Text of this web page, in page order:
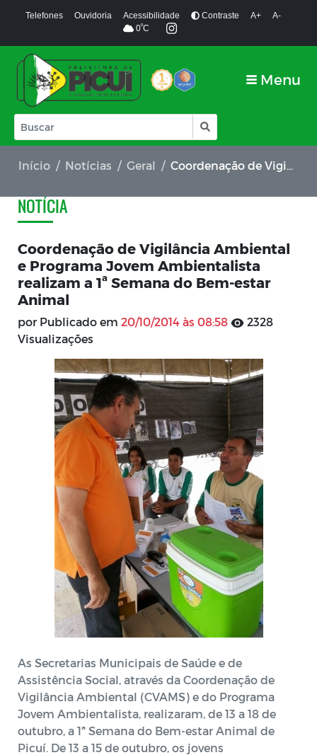
Telefones Ouvidoria Acessibilidade Contraste A+
A-
0ºC
Menu
Início Notícias Geral Coordenação de Vigilância Ambiental e Programa Jovem Ambientalista realizam a 1ª Semana do Bem-estar Animal
NOTÍCIA
Coordenação de Vigilância Ambiental
e Programa Jovem Ambientalista
realizam a 1ª Semana do Bem-estar
Animal
por Publicado em 20/10/2014 às 08:58
2328
Visualizações
As Secretarias Municipais de Saúde e de
Assistência Social, através da Coordenação de
Vigilância Ambiental (CVAMS) e do Programa
Jovem Ambientalista, realizaram, de 13 a 18 de
outubro, a 1ª Semana do Bem-estar Animal de
Picuí. De 13 a 15 de outubro, os jovens